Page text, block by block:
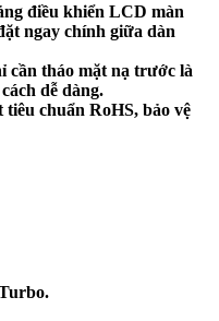
điều khiển LCD màn
ngay chính giữa dàn
cần tháo mặt nạ trước là
dễ dàng.
chuẩn RoHS, bảo vệ